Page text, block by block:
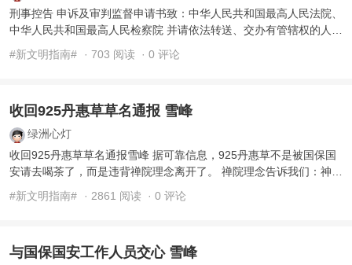
刑事控告 申诉及审判监督申请书致：中华人民共和国最高人民法院、
中华人民共和国最高人民检察院 并请依法转送、交办有管辖权的人民
法院、人民检察院及有关监督机 ...
#新文明指南# · 703 阅读 · 0 评论
收回925丹惠草草名通报 雪峰
绿洲心灯
收回925丹惠草草名通报雪峰 据可靠信息，925丹惠草不是被国保国
安请去喝茶了，而是违背禅院理念离开了。 禅院理念告诉我们：神神
道道的事是魔事， ...
#新文明指南# · 2861 阅读 · 0 评论
与国保国安工作人员交心 雪峰